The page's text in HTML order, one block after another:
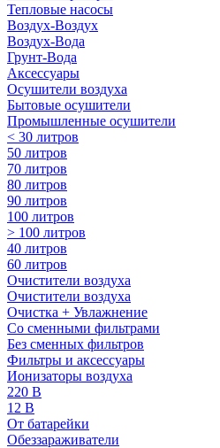
Тепловые насосы
Воздух-Воздух
Воздух-Вода
Грунт-Вода
Аксессуары
Осушители воздуха
Бытовые осушители
Промышленные осушители
< 30 литров
50 литров
70 литров
80 литров
90 литров
100 литров
> 100 литров
40 литров
60 литров
Очистители воздуха
Очистители воздуха
Очистка + Увлажнение
Cо сменными фильтрами
Без сменных фильтров
Фильтры и аксессуары
Ионизаторы воздуха
220 В
12 В
От батарейки
Обеззараживатели